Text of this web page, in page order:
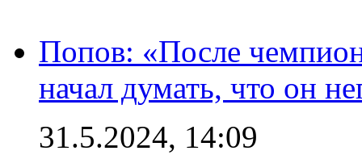
Попов: «После
начал думать, что он
31.5.2024, 14:09